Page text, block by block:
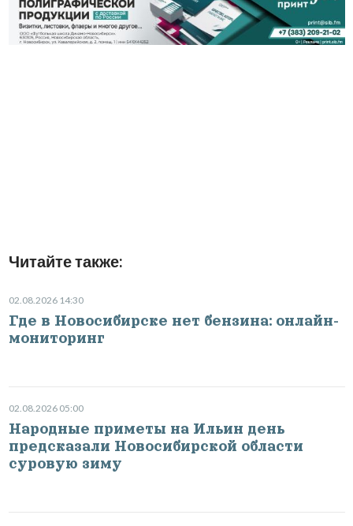
Читайте также:
02.08.2026 14:30
Где в Новосибирске нет бензина: онлайн-
мониторинг
02.08.2026 05:00
Народные приметы на Ильин день
предсказали Новосибирской области
суровую зиму